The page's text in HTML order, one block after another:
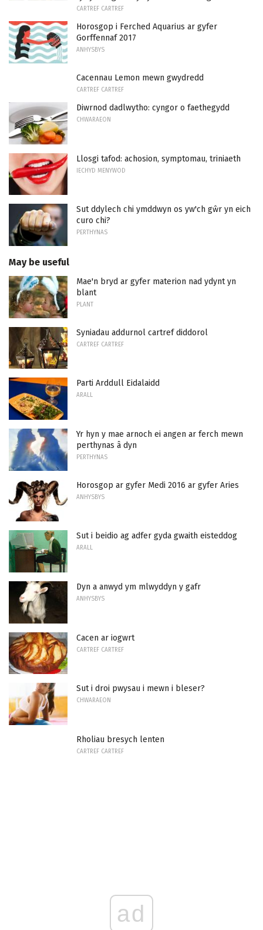
CARTREF CARTREF
Horosgop i Ferched Aquarius ar gyfer
Gorffennaf 2017
ANHYSBYS
Cacennau Lemon mewn gwydredd
CARTREF CARTREF
Diwrnod dadlwytho: cyngor o faethegydd
CHWARAEON
Llosgi tafod: achosion, symptomau, triniaeth
IECHYD MENYWOD
Sut ddylech chi ymddwyn os yw'ch gŵr yn eich
curo chi?
PERTHYNAS
May be useful
Mae'n bryd ar gyfer materion nad ydynt yn
blant
PLANT
Syniadau addurnol cartref diddorol
CARTREF CARTREF
Parti Arddull Eidalaidd
ARALL
Yr hyn y mae arnoch ei angen ar ferch mewn
perthynas â dyn
PERTHYNAS
Horosgop ar gyfer Medi 2016 ar gyfer Aries
ANHYSBYS
Sut i beidio ag adfer gyda gwaith eisteddog
ARALL
Dyn a anwyd ym mlwyddyn y gafr
ANHYSBYS
Cacen ar iogwrt
CARTREF CARTREF
Sut i droi pwysau i mewn i bleser?
CHWARAEON
Rholiau bresych lenten
CARTREF CARTREF
ad